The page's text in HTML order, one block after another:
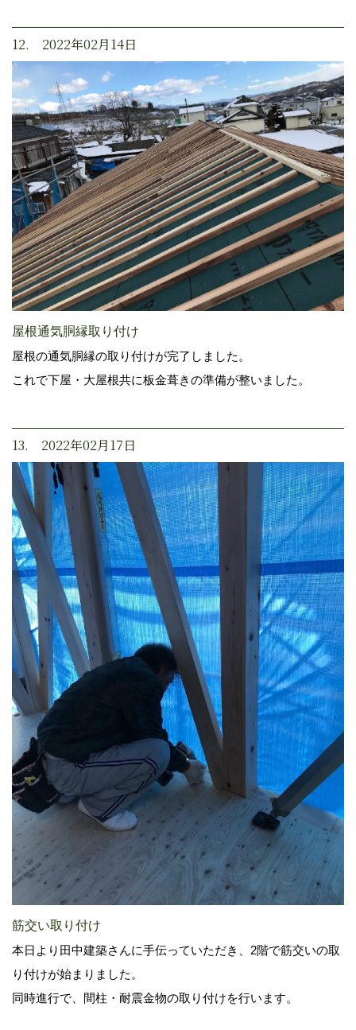
12. 2022年02月14日
屋根通気胴縁取り付け
屋根の通気胴縁の取り付けが完了しました。
これで下屋・大屋根共に板金葺きの準備が整いました。
13. 2022年02月17日
筋交い取り付け
本日より田中建築さんに手伝っていただき、2階で筋交いの取
り付けが始まりました。
同時進行で、間柱・耐震金物の取り付けを行います。